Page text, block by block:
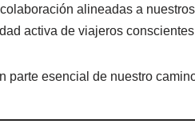
alineadas a
activa de viajeros
parte esencial de nuestro